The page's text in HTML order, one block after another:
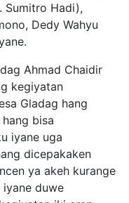
Sumitro Hadi),
Dedy Wahyu
Ahmad Chaidir
kegiyatan
Gladag hang
bisa
iyane uga
dicepakaken
ya akeh kurange
iyane duwe